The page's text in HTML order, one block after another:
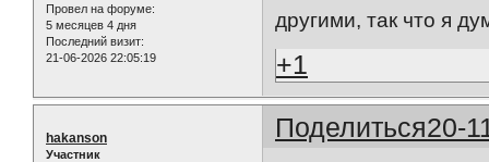
Провел на форуме:
5 месяцев 4 дня
Последний визит:
21-06-2026 22:05:19
другими, так что я
+1
Поделиться20-
hakanson
Участник